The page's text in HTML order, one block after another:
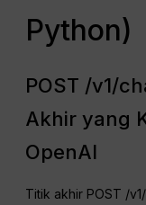
Python)
POST /v1/
Akhir yang
OpenAI
Titik akhir POST /